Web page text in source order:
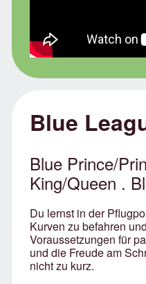
Blue
Blue Prince/
King/Queen .
Du lernst in der
Kurven zu befahren
Voraussetzungen für
und die Freude am
nicht zu kurz.